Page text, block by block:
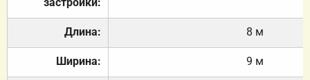
Длина: 8 м
Ширина: 9 м